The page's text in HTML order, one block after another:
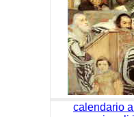
calendario